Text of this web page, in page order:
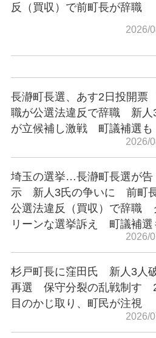
反（買収）で前町長が辞職
2026/
長瀞町長選、あす2日投開
職が公選法違反で辞職 新人
が立候補し激戦 町議補選も
2026/
埼玉の選挙…長瀞町長選が告
示 新人3氏の争いに 前町
公選法違反（買収）で辞職
リーンな選挙訴え 町議補選
2026/
杉戸町長に窪田氏 新人3人
再選 保守分裂の乱戦制す
目のかじ取り、町民が注視
2026/